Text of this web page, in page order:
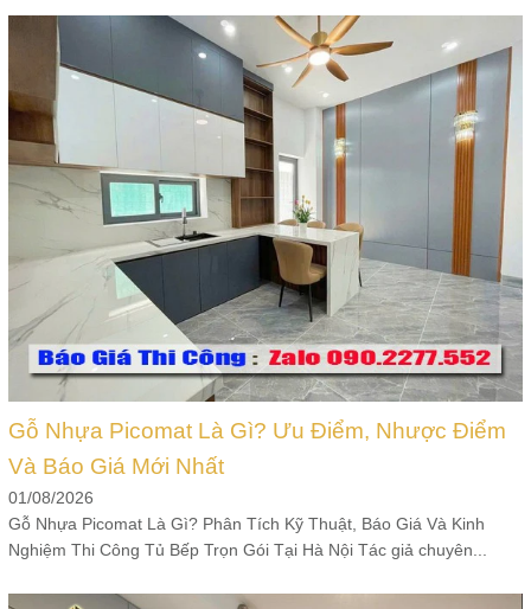
Gỗ Nhựa Picomat Là Gì? Ưu Điểm, Nhược Điểm
Và Báo Giá Mới Nhất
01/08/2026
Gỗ Nhựa Picomat Là Gì? Phân Tích Kỹ Thuật, Báo Giá Và Kinh
Nghiệm Thi Công Tủ Bếp Trọn Gói Tại Hà Nội Tác giả chuyên...